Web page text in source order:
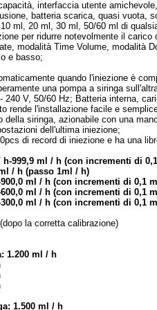
interfaccia utente
batteria scarica, quasi vuota,
ml, 20 ml, 30 ml, 50/60 ml di
per ridurre notevolmente il carico
modalità Time Volume, modalità
e basso;
quando l'iniezione è
una pompa a siringa
240 V, 50/60 Hz; Batteria interna,
rende l'installazione facile e
della siringa, azionabile con una
dell'ultima iniezione;
di record di iniezione e ha una
999,9 ml / h (con incrementi di
1ml / h)
ml / h (con incrementi di 0,1
ml / h (con incrementi di 0,1
ml / h (con incrementi di 0,1
la corretta calibrazione)
1.200 ml / h
1.500 ml / h